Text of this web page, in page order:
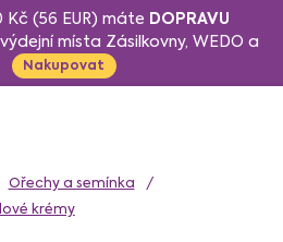
Kč (56 EUR) máte DOPRAVU
místa Zásilkovny, WEDO a
Nakupovat
Ořechy a semínka
krémy